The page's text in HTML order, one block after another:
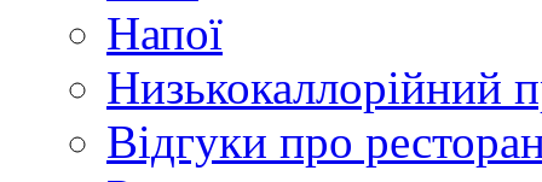
Напої
Низькокаллорійний
Відгуки про